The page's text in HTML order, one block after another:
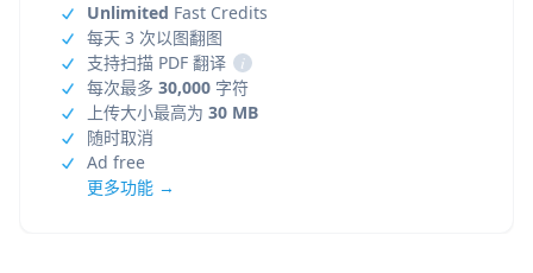
Unlimited Fast Credits
每天 3 次以图翻图
支持扫描 PDF 翻译
i
每次最多 30,000 字符
上传大小最高为 30 MB
随时取消
Ad free
更多功能 →